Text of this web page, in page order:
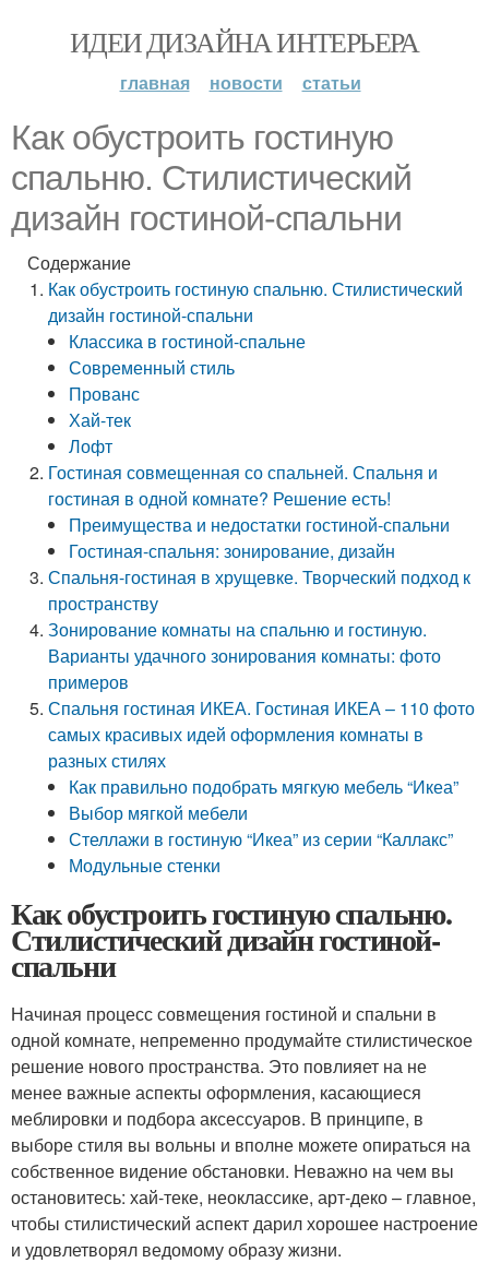
ИДЕИ ДИЗАЙНА ИНТЕРЬЕРА
главная новости статьи
Как обустроить гостиную
спальню. Стилистический
дизайн гостиной-спальни
Содержание
Как обустроить гостиную спальню. Стилистический
дизайн гостиной-спальни
Классика в гостиной-спальне
Современный стиль
Прованс
Хай-тек
Лофт
Гостиная совмещенная со спальней. Спальня и
гостиная в одной комнате? Решение есть!
Преимущества и недостатки гостиной-спальни
Гостиная-спальня: зонирование, дизайн
Спальня-гостиная в хрущевке. Творческий подход к
пространству
Зонирование комнаты на спальню и гостиную.
Варианты удачного зонирования комнаты: фото
примеров
Спальня гостиная ИКЕА. Гостиная ИКЕА – 110 фото
самых красивых идей оформления комнаты в
разных стилях
Как правильно подобрать мягкую мебель “Икеа”
Выбор мягкой мебели
Стеллажи в гостиную “Икеа” из серии “Каллакс”
Модульные стенки
Как обустроить гостиную спальню.
Стилистический дизайн гостиной-
спальни
Начиная процесс совмещения гостиной и спальни в
одной комнате, непременно продумайте стилистическое
решение нового пространства. Это повлияет на не
менее важные аспекты оформления, касающиеся
меблировки и подбора аксессуаров. В принципе, в
выборе стиля вы вольны и вполне можете опираться на
собственное видение обстановки. Неважно на чем вы
остановитесь: хай-теке, неоклассике, арт-деко – главное,
чтобы стилистический аспект дарил хорошее настроение
и удовлетворял ведомому образу жизни.